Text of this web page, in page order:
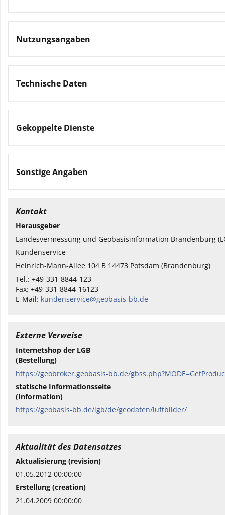
Nutzungsangaben
Technische Daten
Gekoppelte Dienste
Sonstige Angaben
Kontakt
Herausgeber
Landesvermessung und Geobasisinformation Brandenburg
Kundenservice
Heinrich-Mann-Allee 104 B 14473 Potsdam (Brandenburg)
Tel.: +49-331-8844-123
Fax: +49-331-8844-16123
E-Mail: kundenservice@geobasis-bb.de
Externe Verweise
Internetshop der LGB
(Bestellung)
https://geobroker.geobasis-bb.de/
statische Informationsseite
(Information)
https://geobasis-bb.de/lgb/de/geodaten/luftbilder/
Aktualität des Datensatzes
Aktualisierung (revision)
01.05.2012 00:00:00
Erstellung (creation)
21.04.2009 00:00:00